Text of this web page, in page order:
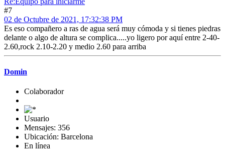
#7
02 de Octubre de 2021, 17:32:38 PM
Es eso compañero a ras de agua será muy cómoda y si tienes piedras
delante o algo de altura se complica.....yo ligero por aquí entre 2-40-
2.60,rock 2.10-2.20 y medio 2.60 para arriba
Domin
Colaborador
Usuario
Mensajes: 356
Ubicación: Barcelona
En línea